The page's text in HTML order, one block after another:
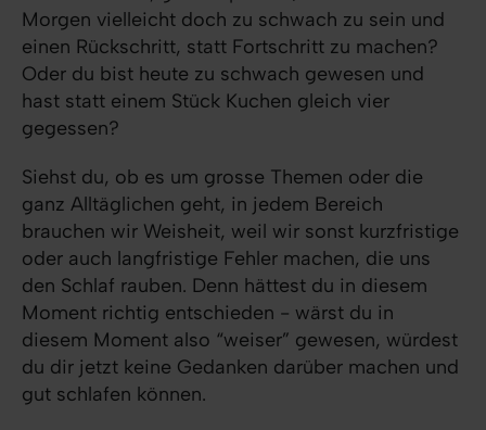
Morgen vielleicht doch zu schwach zu sein und
einen Rückschritt, statt Fortschritt zu machen?
Oder du bist heute zu schwach gewesen und
hast statt einem Stück Kuchen gleich vier
gegessen?
Siehst du, ob es um grosse Themen oder die
ganz Alltäglichen geht, in jedem Bereich
brauchen wir Weisheit, weil wir sonst kurzfristige
oder auch langfristige Fehler machen, die uns
den Schlaf rauben. Denn hättest du in diesem
Moment richtig entschieden - wärst du in
diesem Moment also “weiser” gewesen, würdest
du dir jetzt keine Gedanken darüber machen und
gut schlafen können.